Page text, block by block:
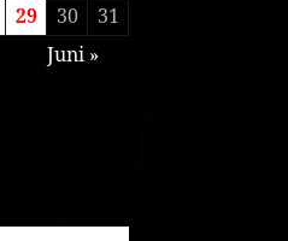
29 30
31
Juni »